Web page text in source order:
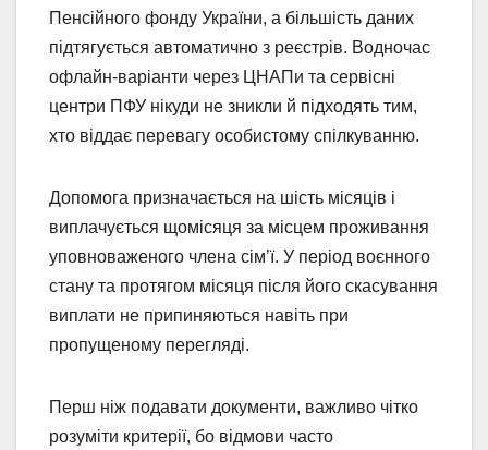
Пенсійного фонду України, а більшість даних
підтягується автоматично з реєстрів. Водночас
офлайн-варіанти через ЦНАПи та сервісні
центри ПФУ нікуди не зникли й підходять тим,
хто віддає перевагу особистому спілкуванню.
Допомога призначається на шість місяців і
виплачується щомісяця за місцем проживання
уповноваженого члена сім’ї. У період воєнного
стану та протягом місяця після його скасування
виплати не припиняються навіть при
пропущеному перегляді.
Перш ніж подавати документи, важливо чітко
розуміти критерії, бо відмови часто